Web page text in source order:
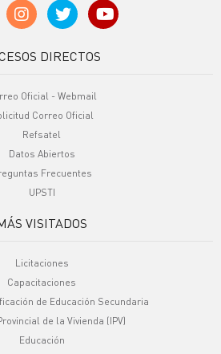
DIRECTOS
Oficial - Webmail
Correo Oficial
Refsatel
Datos Abiertos
Frecuentes
UPSTI
VISITADOS
Licitaciones
Capacitaciones
de Educación Secundaria
de la Vivienda (IPV)
Educación